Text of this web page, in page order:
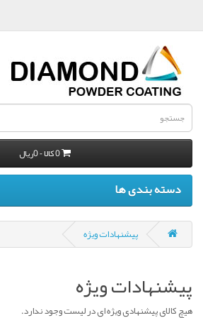
0 کالا - 0ریال
دسته بندی ها
پیشنهادات ویژه
پیشنهادات ویژه
هیچ کالای پیشنهادی ویژه ای در لیست وجود ندارد.